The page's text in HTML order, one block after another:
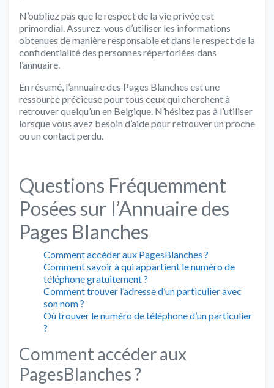
N’oubliez pas que le respect de la vie privée est
primordial. Assurez-vous d’utiliser les informations
obtenues de manière responsable et dans le respect de la
confidentialité des personnes répertoriées dans
l’annuaire.
En résumé, l’annuaire des Pages Blanches est une
ressource précieuse pour tous ceux qui cherchent à
retrouver quelqu’un en Belgique. N’hésitez pas à l’utiliser
lorsque vous avez besoin d’aide pour retrouver un proche
ou un contact perdu.
Questions Fréquemment
Posées sur l’Annuaire des
Pages Blanches
Comment accéder aux PagesBlanches ?
Comment savoir à qui appartient le numéro de
téléphone gratuitement ?
Comment trouver l’adresse d’un particulier avec
son nom ?
Où trouver le numéro de téléphone d’un particulier
?
Comment accéder aux
PagesBlanches ?